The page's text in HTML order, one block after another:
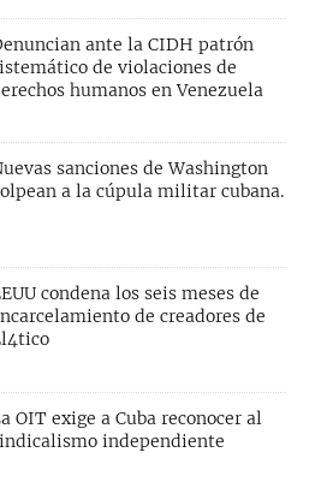
ante la CIDH patrón
de violaciones de
humanos en Venezuela
sanciones de Washington
a la cúpula militar cubana.
condena los seis meses de
de creadores de
OIT exige a Cuba reconocer al
independiente